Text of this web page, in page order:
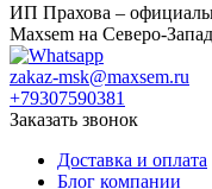
ИП Прахова –
Maxsem на Северо-
zakaz-msk@maxsem.ru
+79307590381
Заказать звонок
Доставка и оплата
Блог компании